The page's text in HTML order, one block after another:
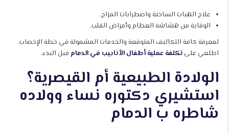
علاج الهبات الساخنة واضطرابات المزاج.
الوقاية من هشاشة العظام وأمراض القلب.
لمعرفة كافة التكاليف المتوقعة والخدمات المشمولة في خطة الإخصاب،
اطلعي على تكلفة عملية أطفال الأنابيب في الدمام قبل البدء.
الولادة الطبيعية أم القيصرية؟
استشيري دكتوره نساء وولاده
شاطره ب الدمام